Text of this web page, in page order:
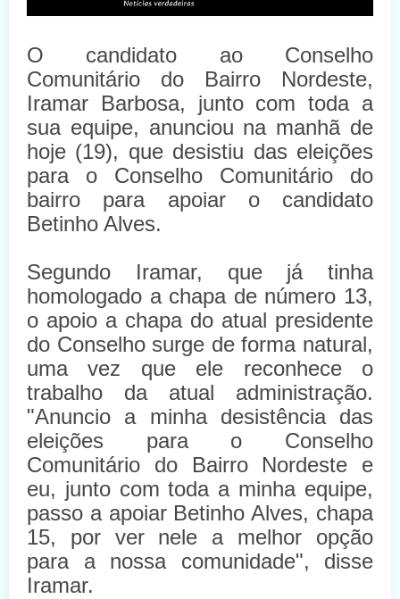
O candidato ao Conselho
Comunitário do Bairro Nordeste,
Iramar Barbosa, junto com toda a
sua equipe, anunciou na manhã de
hoje (19), que desistiu das eleições
para o Conselho Comunitário do
bairro para apoiar o candidato
Betinho Alves.
Segundo Iramar, que já tinha
homologado a chapa de número 13,
o apoio a chapa do atual presidente
do Conselho surge de forma natural,
uma vez que ele reconhece o
trabalho da atual administração.
"Anuncio a minha desistência das
eleições para o Conselho
Comunitário do Bairro Nordeste e
eu, junto com toda a minha equipe,
passo a apoiar Betinho Alves, chapa
15, por ver nele a melhor opção
para a nossa comunidade", disse
Iramar.